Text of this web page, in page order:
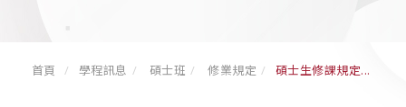
首頁 學程訊息 碩士班 修業規定 碩士生修課規定...